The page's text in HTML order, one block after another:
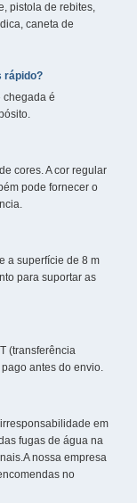
pistola de rebites,
caneta de
rápido?
chegada é
cores. A cor regular
pode fornecer o
a superfície de 8 m
para suportar as
(transferência
antes do envio.
em
fugas de água na
nossa empresa
no